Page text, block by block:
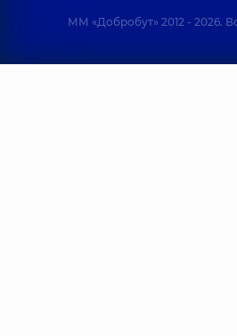
ММ «Добробут» 2012 - 2026.